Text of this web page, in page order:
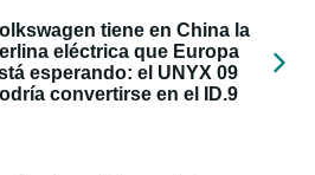
tiene en China la
eléctrica que Europa
esperando: el UNYX 09
convertirse en el ID.9